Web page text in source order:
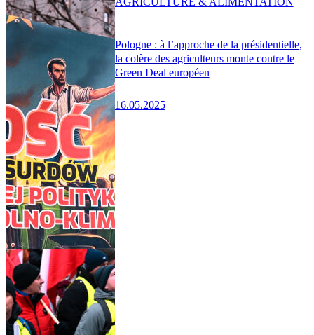
Pologne : à l’approche de la présidentielle,
la colère des agriculteurs monte contre le
Green Deal européen
16.05.2025